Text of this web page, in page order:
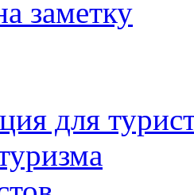
заметку
для